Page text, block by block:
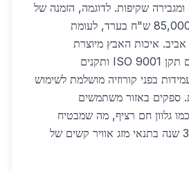
ומגבירה שקיפות. לדוגמה, הזמנה של
5 טון אבץ תעלה כ-85,000 ש"ח בערד, לעומת
בתל אביב. איכות האבץ מיוצרת
במפעלים מקומיים עם תקן ISO 9001 ותקנים
בפני קורוזיה מושלמת לשימוש
ספקים באזור משתמשים
כמו גלוון חם רציף, מה שמבטיח
אורך חיים של 30-50 שנה בתנאי מזג אוויר קשים של